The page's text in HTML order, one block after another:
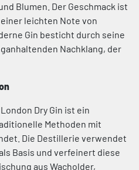
Blumen. Der Geschmack ist
leichten Note von
Gin besticht durch seine
Nachklang, der
Dry Gin ist ein
Methoden mit
Die Destillerie verwendet
Basis und verfeinert diese
aus Wacholder,